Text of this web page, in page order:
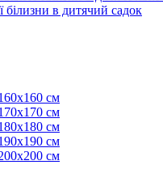
білизни в дитячий садок
см
см
см
см
см